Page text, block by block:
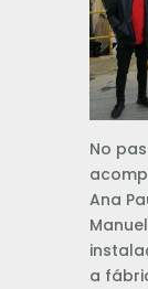
No
Ana
a